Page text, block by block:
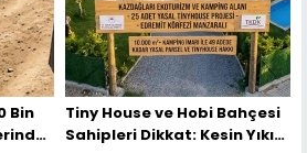
Bin
Tiny House ve Hobi Bahçesi
Sahipleri Dikkat: Kesin Yıkım